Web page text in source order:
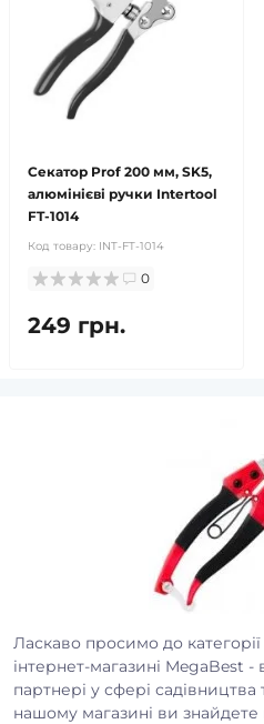
Секатор Prof 200 мм, SK5,
алюмінієві ручки Intertool
FT-1014
Код товару: INT-FT-1014
0
249 грн.
Ласкаво просимо до
інтернет-магазині MegaBest
партнері у сфері
нашому магазині ви